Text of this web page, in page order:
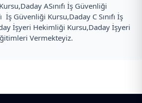
ASınıfı İş Güvenliği
İş Güvenliği Kursu,Daday C Sınıfı İş
İşyeri Hekimliği Kursu,Daday İşyeri
Vermekteyiz.